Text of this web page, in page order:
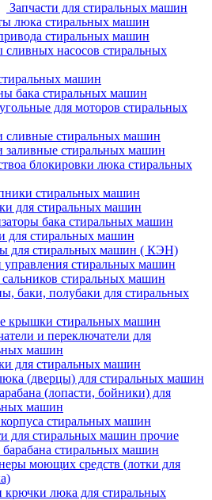
Запчасти для стиральных машин
люка стиральных машин
стиральных машин
насосов стиральных
машин
бака стиральных машин
для моторов стиральных
сливные стиральных машин
стиральных машин
блокировки люка стиральных
стиральных машин
для стиральных машин
бака стиральных машин
для стиральных машин
для стиральных машин ( КЭН)
стиральных машин
стиральных машин
баки, полубаки для стиральных
крышки стиральных машин
и переключатели для
машин
для стиральных машин
(дверцы) для стиральных машин
(лопасти, бойники) для
машин
стиральных машин
для стиральных машин прочие
стиральных машин
моющих средств (лотки для
крючки люка для стиральных